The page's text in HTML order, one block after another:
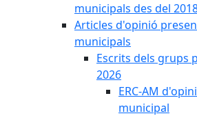
municipals des del
Articles d'opinió
municipals
Escrits dels grups
2026
ERC-AM
municipal